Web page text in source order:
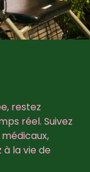
restez
réel. Suivez
la vie de